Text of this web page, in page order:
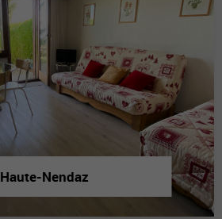
Haute-Nendaz